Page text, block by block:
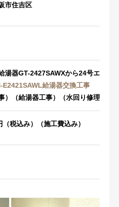
市住吉区
湯器GT-2427SAWXから24号エコジ
E2421SAWL給湯器交換工事
）（給湯器工事）（水回り修理）
税込み）（施工費込み）